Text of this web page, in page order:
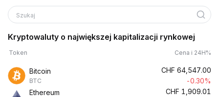
Szukaj
Kryptowaluty o największej kapitalizacji rynkowej
Token Cena i 24H%
Bitcoin
BTC
CHF 64,547.00
-0.30%
Ethereum
CHF 1,909.01